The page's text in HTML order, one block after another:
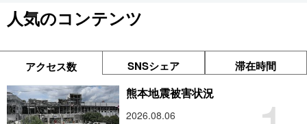
人気のコンテンツ
アクセス数 SNSシェア 滞在時間
熊本地震被害状況
2026.08.06